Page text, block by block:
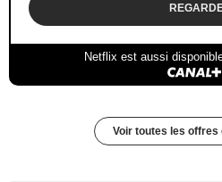
Netflix est aussi
Voir toutes les offres